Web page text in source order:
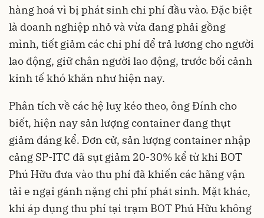
hàng hoá vì bị phát sinh chi phí đầu vào. Đặc biệt
là doanh nghiệp nhỏ và vừa đang phải gồng
mình, tiết giảm các chi phí để trả lương cho người
lao động, giữ chân người lao động, trước bối cảnh
kinh tế khó khăn như hiện nay.
Phân tích về các hệ luỵ kéo theo, ông Đính cho
biết, hiện nay sản lượng container đang thụt
giảm đáng kể. Đơn cử, sản lượng container nhập
cảng SP-ITC đã sụt giảm 20-30% kể từ khi BOT
Phú Hữu đưa vào thu phí đã khiến các hãng vận
tải e ngại gánh nặng chi phí phát sinh. Mặt khác,
khi áp dụng thu phí tại trạm BOT Phú Hữu không